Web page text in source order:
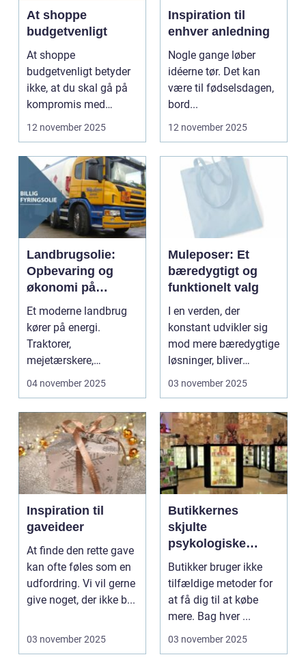
At shoppe
budgetvenligt
At shoppe
budgetvenligt betyder
ikke, at du skal gå på
kompromis med
kvalitet eller stil...
12 november 2025
Inspiration til
enhver anledning
Nogle gange løber
idéerne tør. Det kan
være til fødselsdagen,
bord...
12 november 2025
Landbrugsolie:
Opbevaring og
økonomi på
gården
Et moderne landbrug
kører på energi.
Traktorer,
mejetærskere,
transport, tø...
04 november 2025
Muleposer: Et
bæredygtigt og
funktionelt valg
I en verden, der
konstant udvikler sig
mod mere bæredygtige
løsninger, bliver
produkter...
03 november 2025
Inspiration til
gaveideer
At finde den rette gave
kan ofte føles som en
udfordring. Vi vil gerne
give noget, der ikke b...
03 november 2025
Butikkernes
skjulte
psykologiske
tricks
Butikker bruger ikke
tilfældige metoder for
at få dig til at købe
mere. Bag hver ...
03 november 2025